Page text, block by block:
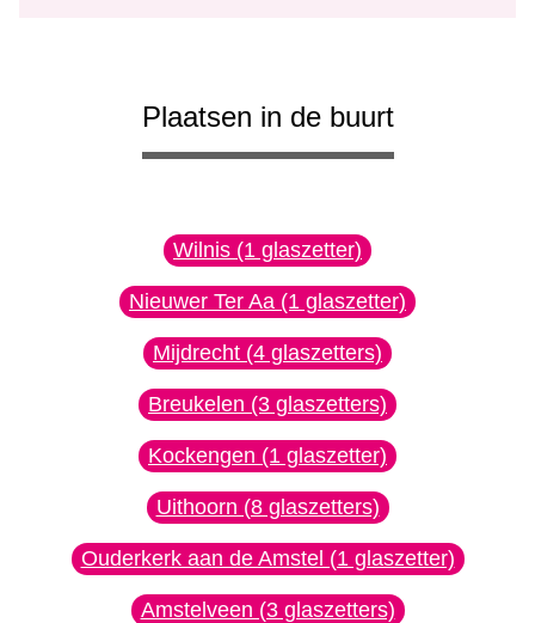
Plaatsen in de buurt
Wilnis (1 glaszetter)
Nieuwer Ter Aa (1 glaszetter)
Mijdrecht (4 glaszetters)
Breukelen (3 glaszetters)
Kockengen (1 glaszetter)
Uithoorn (8 glaszetters)
Ouderkerk aan de Amstel (1 glaszetter)
Amstelveen (3 glaszetters)